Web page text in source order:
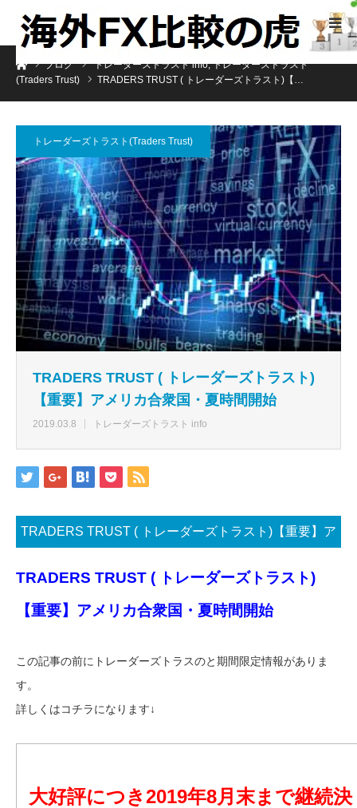
ホームブログ トレーダーズトラスト info, トレーダーズトラスト
(Traders Trust)
TRADERS TRUST ( トレーダーズトラスト)【…
トレーダーズトラスト(Traders Trust)
TRADERS TRUST ( トレーダーズトラスト)
【重要】アメリカ合衆国・夏時間開始
2019.03.8 トレーダーズトラスト info
TRADERS TRUST ( トレーダーズトラスト)【重要】ア
TRADERS TRUST ( トレーダーズトラスト)
【重要】アメリカ合衆国・夏時間開始
この記事の前にトレーダーズトラスのと期間限定情報がありま
す。
詳しくはコチラになります↓
大好評につき2019年8月末まで継続決